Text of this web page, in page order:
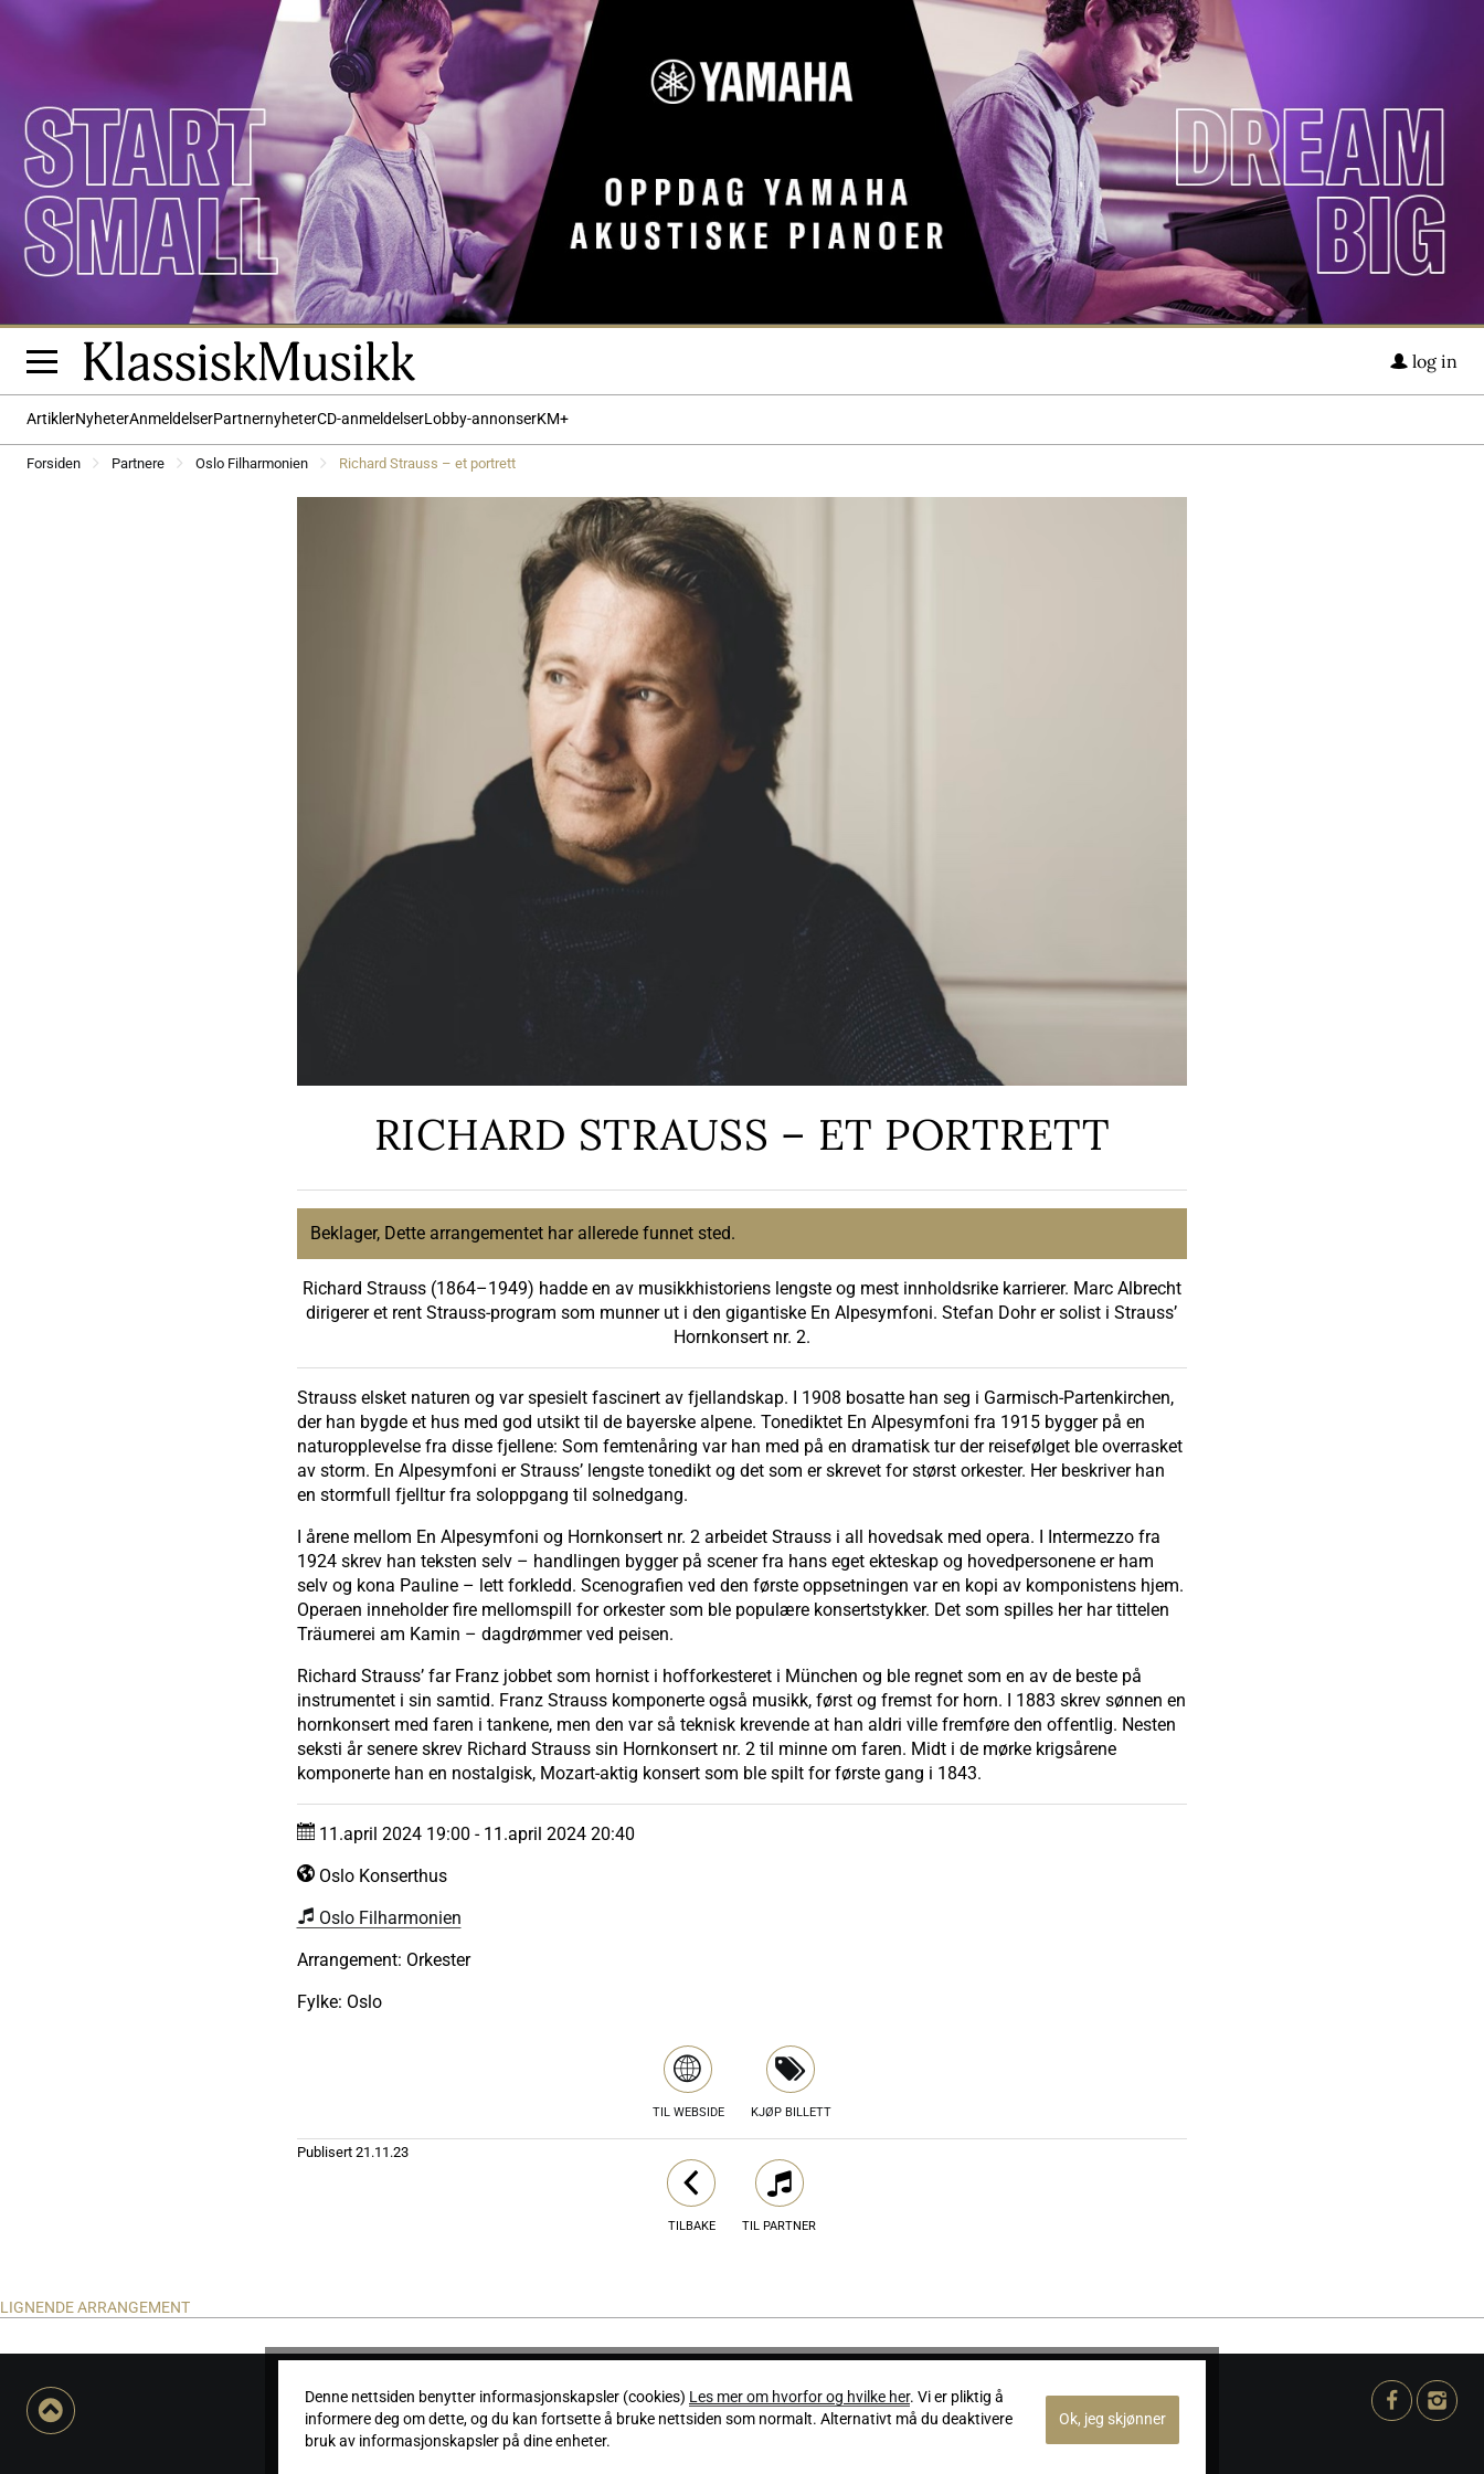
log in
ArtiklerNyheterAnmeldelserPartnernyheterCD-anmeldelserLobby-annonserKM+
Forsiden Partnere Oslo Filharmonien Richard Strauss – et portrett
RICHARD STRAUSS – ET PORTRETT
Beklager, Dette arrangementet har allerede funnet sted.
Richard Strauss (1864–1949) hadde en av musikkhistoriens lengste og mest innholdsrike karrierer. Marc Albrecht
dirigerer et rent Strauss-program som munner ut i den gigantiske En Alpesymfoni. Stefan Dohr er solist i Strauss’
Hornkonsert nr. 2.
Strauss elsket naturen og var spesielt fascinert av fjellandskap. I 1908 bosatte han seg i Garmisch-Partenkirchen,
der han bygde et hus med god utsikt til de bayerske alpene. Tonediktet En Alpesymfoni fra 1915 bygger på en
naturopplevelse fra disse fjellene: Som femtenåring var han med på en dramatisk tur der reisefølget ble overrasket
av storm. En Alpesymfoni er Strauss’ lengste tonedikt og det som er skrevet for størst orkester. Her beskriver han
en stormfull fjelltur fra soloppgang til solnedgang.
I årene mellom En Alpesymfoni og Hornkonsert nr. 2 arbeidet Strauss i all hovedsak med opera. I Intermezzo fra
1924 skrev han teksten selv – handlingen bygger på scener fra hans eget ekteskap og hovedpersonene er ham
selv og kona Pauline – lett forkledd. Scenografien ved den første oppsetningen var en kopi av komponistens hjem.
Operaen inneholder fire mellomspill for orkester som ble populære konsertstykker. Det som spilles her har tittelen
Träumerei am Kamin – dagdrømmer ved peisen.
Richard Strauss’ far Franz jobbet som hornist i hofforkesteret i München og ble regnet som en av de beste på
instrumentet i sin samtid. Franz Strauss komponerte også musikk, først og fremst for horn. I 1883 skrev sønnen en
hornkonsert med faren i tankene, men den var så teknisk krevende at han aldri ville fremføre den offentlig. Nesten
seksti år senere skrev Richard Strauss sin Hornkonsert nr. 2 til minne om faren. Midt i de mørke krigsårene
komponerte han en nostalgisk, Mozart-aktig konsert som ble spilt for første gang i 1843.
11.april 2024 19:00 - 11.april 2024 20:40
Oslo Konserthus
Oslo Filharmonien
Arrangement: Orkester
Fylke: Oslo
TIL WEBSIDE KJØP BILLETT
Publisert 21.11.23
TILBAKE TIL PARTNER
LIGNENDE ARRANGEMENT
Ansvarlig utgiver Morten Olsen
Mezzo Media AS - Org.nr 981 464 168
Denne nettsiden benytter informasjonskapsler (cookies) Les mer om hvorfor og hvilke her. Vi er pliktig å
informere deg om dette, og du kan fortsette å bruke nettsiden som normalt. Alternativt må du deaktivere
bruk av informasjonskapsler på dine enheter.
Ok, jeg skjønner